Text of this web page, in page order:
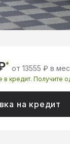
* от 13555 ₽ в
в кредит. Получите
на кредит